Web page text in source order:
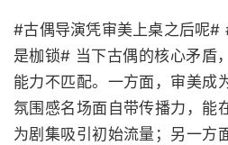
#古偶导演凭审美上桌之后呢#
是枷锁# 当下古偶的核心矛盾
能力不匹配。一方面，审美成
氛围感名场面自带传播力，能
为剧集吸引初始流量；另一方